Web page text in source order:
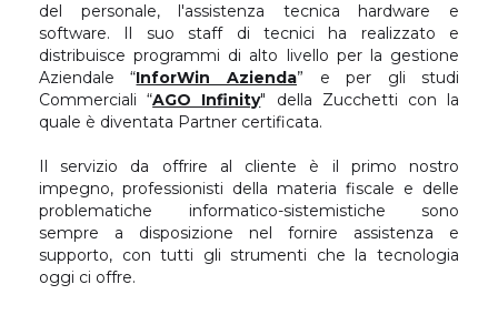
del personale, l'assistenza tecnica hardware e
software. Il suo staff di tecnici ha realizzato e
distribuisce programmi di alto livello per la gestione
Aziendale “InforWin Azienda” e per gli studi
Commerciali “AGO Infinity" della Zucchetti con la
quale è diventata Partner certificata.
Il servizio da offrire al cliente è il primo nostro
impegno, professionisti della materia fiscale e delle
problematiche informatico-sistemistiche sono
sempre a disposizione nel fornire assistenza e
supporto, con tutti gli strumenti che la tecnologia
oggi ci offre.